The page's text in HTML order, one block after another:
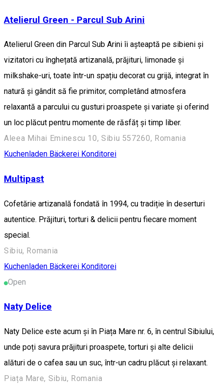
Atelierul Green - Parcul Sub Arini
Atelierul Green din Parcul Sub Arini îi așteaptă pe sibieni și
vizitatori cu înghețată artizanală, prăjituri, limonade și
milkshake-uri, toate într-un spațiu decorat cu grijă, integrat în
natură și gândit să fie primitor, completând atmosfera
relaxantă a parcului cu gusturi proaspete și variate și oferind
un loc plăcut pentru momente de răsfăț și timp liber.
Aleea Mihai Eminescu 10, Sibiu 557260, Romania
Kuchenladen Bäckerei Konditorei
Multipast
Cofetărie artizanală fondată în 1994, cu tradiție în deserturi
autentice. Prăjituri, torturi & delicii pentru fiecare moment
special.
Sibiu, Romania
Kuchenladen Bäckerei Konditorei
Open
Naty Delice
Naty Delice este acum și în Piața Mare nr. 6, în centrul Sibiului,
unde poți savura prăjituri proaspete, torturi și alte delicii
alături de o cafea sau un suc, într-un cadru plăcut și relaxant.
Piața Mare, Sibiu, Romania